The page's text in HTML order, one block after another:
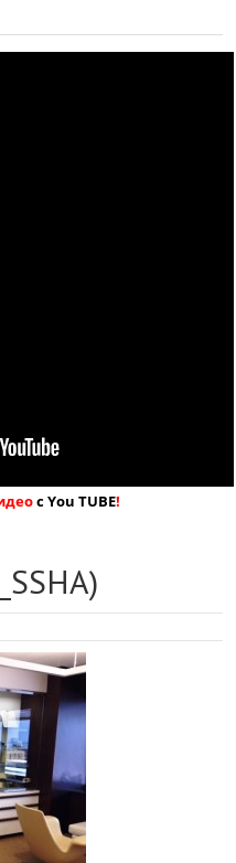
с You TUBE!